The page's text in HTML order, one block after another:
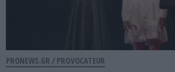
PRONEWS.GR / PROVOCATEUR